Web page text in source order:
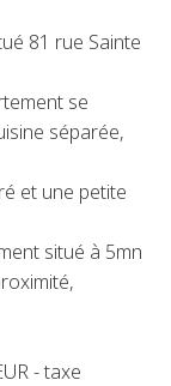
81 rue Sainte
se
séparée,
et une petite
situé à 5mn
- taxe